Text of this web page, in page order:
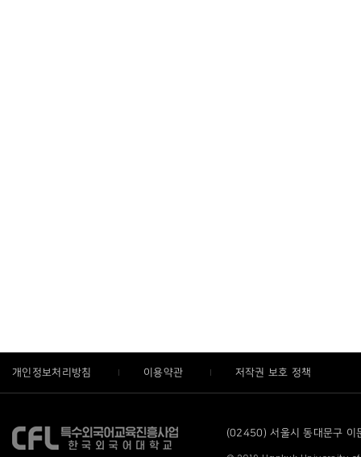
개인정보처리방침 이용약관 저작권 보호 정책
(02450) 서울시 동대문구